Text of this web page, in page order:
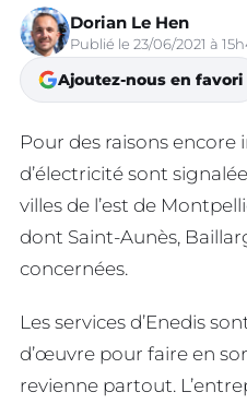
Dorian Le Hen
Publié le 23/06/2021 à
Ajoutez-nous en favori
Pour des raisons encore
d’électricité sont
villes de l’est de
dont Saint-Aunès,
concernées.
Les services d’Enedis
d’œuvre pour faire en
revienne partout.